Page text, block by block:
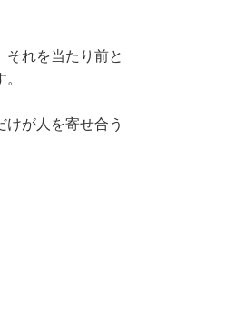
れを当たり前と
けが人を寄せ合う